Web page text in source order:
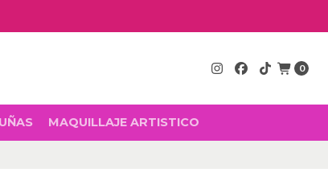
0
UÑAS MAQUILLAJE ARTISTICO